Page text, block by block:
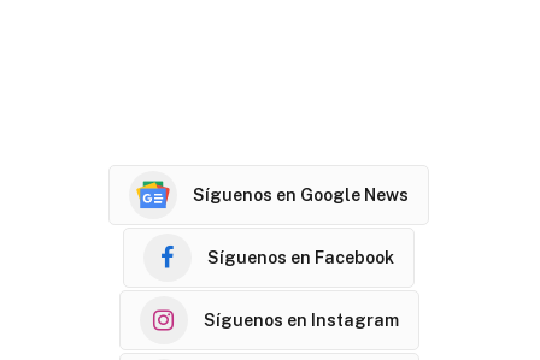
Síguenos en Google News
Síguenos en Facebook
Síguenos en Instagram